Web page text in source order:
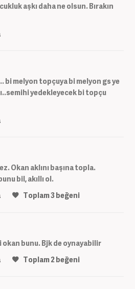
aşkı daha ne olsun. Bırakın
bi melyon topçuya bi melyon gs ye
yedekleyecek bi topçu
Okan aklını başına topla.
bil, akıllı ol.
Toplam3beğeni
okan bunu. Bjk de oynayabilir
Toplam2 beğeni